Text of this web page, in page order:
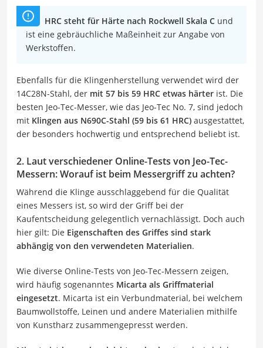
HRC steht für Härte nach Rockwell Skala C und
ist eine gebräuchliche Maßeinheit zur Angabe von
Werkstoffen.
Ebenfalls für die Klingenherstellung verwendet wird der
14C28N-Stahl, der mit 57 bis 59 HRC etwas härter ist. Die
besten Jeo-Tec-Messer, wie das Jeo-Tec No. 7, sind jedoch
mit Klingen aus N690C-Stahl (59 bis 61 HRC) ausgestattet,
der besonders hochwertig und entsprechend beliebt ist.
2. Laut verschiedener Online-Tests von Jeo-Tec-
Messern: Worauf ist beim Messergriff zu achten?
Während die Klinge ausschlaggebend für die Qualität
eines Messers ist, so wird der Griff bei der
Kaufentscheidung gelegentlich vernachlässigt. Doch auch
hier gilt: Die Eigenschaften des Griffes sind stark
abhängig von den verwendeten Materialien.
Wie diverse Online-Tests von Jeo-Tec-Messern zeigen,
wird häufig sogenanntes Micarta als Griffmaterial
eingesetzt. Micarta ist ein Verbundmaterial, bei welchem
Baumwollstoffe, Leinen und andere Materialien mithilfe
von Kunstharz zusammengepresst werden.